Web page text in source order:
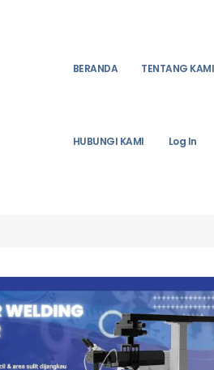
BERANDA TENTANG KAMI
HUBUNGI KAMI Log In